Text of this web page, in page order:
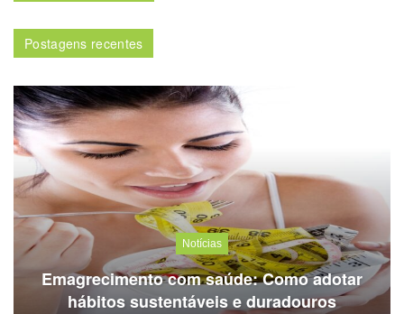
Postagens recentes
Notícias
Emagrecimento com saúde: Como adotar
hábitos sustentáveis e duradouros